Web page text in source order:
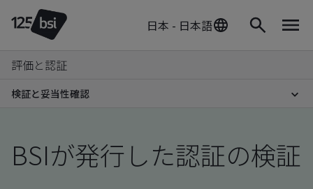
日本 - 日本語
評価と認証
検証と妥当性確認
BSIが発行した認証の検証